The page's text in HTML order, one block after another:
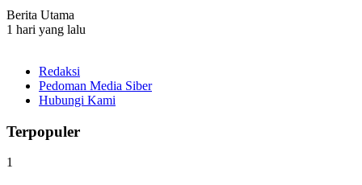
Berita Utama
1 hari yang lalu
Redaksi
Pedoman Media Siber
Hubungi Kami
Terpopuler
1